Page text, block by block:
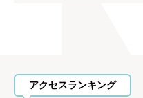
アクセスランキング